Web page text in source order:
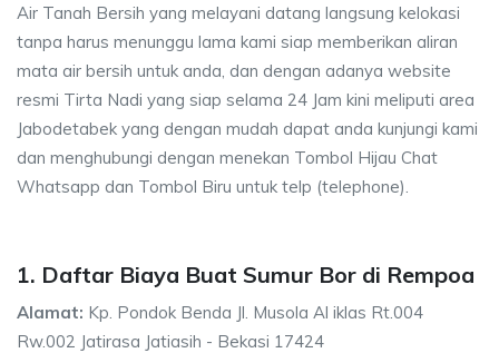
Air Tanah Bersih yang melayani datang langsung kelokasi
tanpa harus menunggu lama kami siap memberikan aliran
mata air bersih untuk anda, dan dengan adanya website
resmi Tirta Nadi yang siap selama 24 Jam kini meliputi area
Jabodetabek yang dengan mudah dapat anda kunjungi kami
dan menghubungi dengan menekan Tombol Hijau Chat
Whatsapp dan Tombol Biru untuk telp (telephone).
1. Daftar Biaya Buat Sumur Bor di Rempoa
Alamat: Kp. Pondok Benda Jl. Musola Al iklas Rt.004
Rw.002 Jatirasa Jatiasih - Bekasi 17424